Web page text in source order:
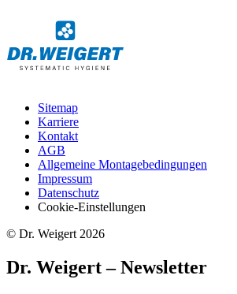
Sitemap
Karriere
Kontakt
AGB
Allgemeine Montagebedingungen
Impressum
Datenschutz
Cookie-Einstellungen
© Dr. Weigert 2026
Dr. Weigert – Newsletter